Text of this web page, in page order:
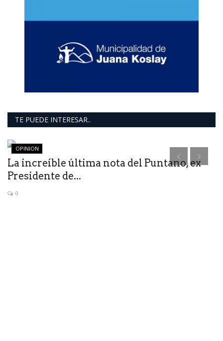
TE PUEDE INTERESAR..
OPINION
La increíble última nota del Puntano, ex
Presidente de...
0